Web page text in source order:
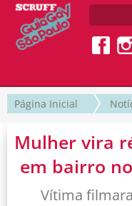
Página Inicial
Mulher vira
em bairro
Vítima